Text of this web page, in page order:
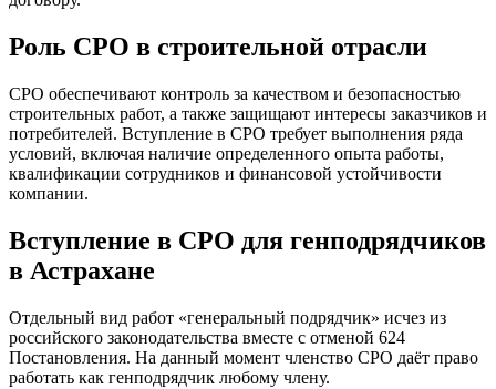
Роль СРО в строительной отрасли
СРО обеспечивают контроль за качеством и безопасностью
строительных работ, а также защищают интересы заказчиков и
потребителей. Вступление в СРО требует выполнения ряда
условий, включая наличие определенного опыта работы,
квалификации сотрудников и финансовой устойчивости
компании.
Вступление в СРО для генподрядчиков
в Астрахане
Отдельный вид работ «генеральный подрядчик» исчез из
российского законодательства вместе с отменой 624
Постановления. На данный момент членство СРО даёт право
работать как генподрядчик любому члену.